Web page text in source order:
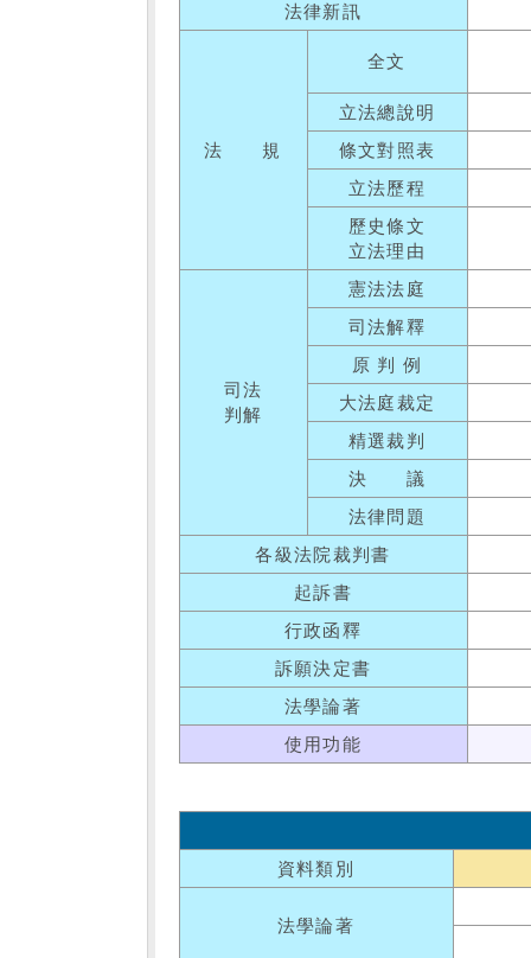
法律新訊
法 規
全文
立法總說明
條文對照表
立法歷程
歷史條文
立法理由
司法
判解
憲法法庭
司法解釋
原 判 例
大法庭裁定
精選裁判
決 議
法律問題
各級法院裁判書
起訴書
行政函釋
訴願決定書
法學論著
使用功能
資料類別
法學論著